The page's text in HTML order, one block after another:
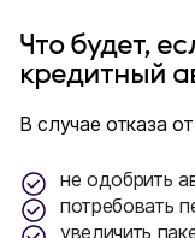
Что будет,
кредитный
В случае отказа
не одобрить
потребовать
увеличить